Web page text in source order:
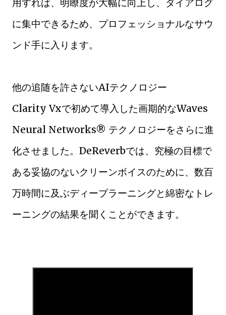
用すれば、明瞭度が大幅に向上し、ダイアログ
に集中できるため、プロフェッショナルなサウ
ンド手に入ります。
他の追随を許さないAIテクノロジー
Clarity Vxで初めて導入した画期的なWaves
Neural Networks® テクノロジーをさらに進
化させました。DeReverbでは、究極の目標で
ある妥協のないクリーンボイスのために、数百
万時間に及ぶディープラーニングと綿密なトレ
ーニングの結果を聞くことができます。